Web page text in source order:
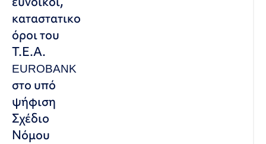
καταστατικοί
όροι του
Τ.Ε.Α.
EUROBANK
στο υπό
ψήφιση
Σχέδιο
Νόμου